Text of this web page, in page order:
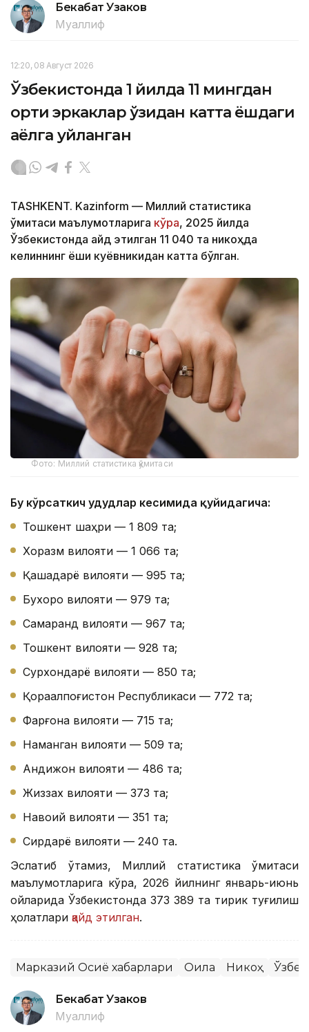
Бекабат Узаков
Муаллиф
12:20, 08 Август 2026
Ўзбекистонда 1 йилда 11 мингдан
ортиқ эркаклар ўзидан катта ёшдаги
аёлга уйланган
TASHKENT. Kazinform — Миллий статистика
қўмитаси маълумотларига кўра, 2025 йилда
Ўзбекистонда қайд этилган 11 040 та никоҳда
келиннинг ёши куёвникидан катта бўлган.
Фото: Миллий статистика қўмитаси
Бу кўрсаткич ҳудудлар кесимида қуйидагича:
Тошкент шаҳри — 1 809 та;
Хоразм вилояти — 1 066 та;
Қашқадарё вилояти — 995 та;
Бухоро вилояти — 979 та;
Самарқанд вилояти — 967 та;
Тошкент вилояти — 928 та;
Сурхондарё вилояти — 850 та;
Қорақалпоғистон Республикаси — 772 та;
Фарғона вилояти — 715 та;
Наманган вилояти — 509 та;
Андижон вилояти — 486 та;
Жиззах вилояти — 373 та;
Навоий вилояти — 351 та;
Сирдарё вилояти — 240 та.
Эслатиб ўтамиз, Миллий статистика қўмитаси
маълумотларига кўра, 2026 йилнинг январь-июнь
ойларида Ўзбекистонда 373 389 та тирик туғилиш
ҳолатлари қайд этилган.
Марказий Осиё хабарлари Оила Никоҳ
Бекабат Узаков
Муаллиф